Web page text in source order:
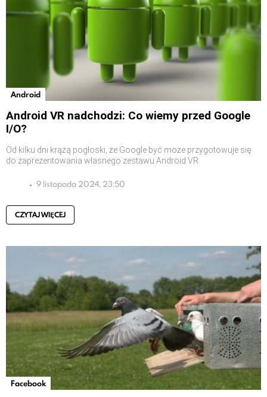
Android
Android VR nadchodzi: Co wiemy przed Google
I/O?
Od kilku dni krążą pogłoski, że Google być może przygotowuje się
do zaprezentowania własnego zestawu Android VR
9 listopada 2024, 23:50
CZYTAJ WIĘCEJ
Facebook